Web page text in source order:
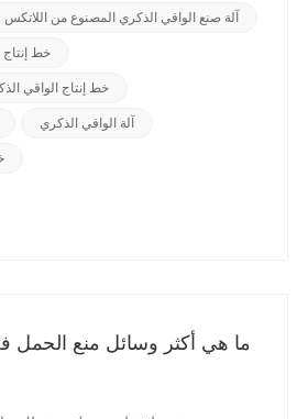
السائلة، لكن تحويله إلى حاجز
تتم بالتزامن بواسطة ن...
آلة صنع الواقي الذكري المصنوع من اللاتكس
خط إنتاج
خط إنتاج الواقي
آلة الواقي الذكري
ما هي أكثر وسائل منع الحمل